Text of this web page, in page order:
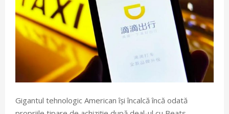
Gigantul tehnologic American își încalcă încă odată